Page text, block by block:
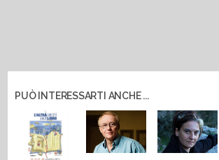
PUÒ INTERESSARTI ANCHE ...